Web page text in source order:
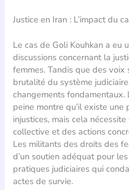
Justice en Iran : L’impact du
Le cas de Goli Kouhkan a eu
discussions concernant la
femmes. Tandis que des voix
brutalité du système
changements
peine montre qu’il existe une
injustices, mais cela
collective et des actions
Les militants des droits des
d’un soutien adéquat pour
pratiques judiciaires qui
actes de survie.